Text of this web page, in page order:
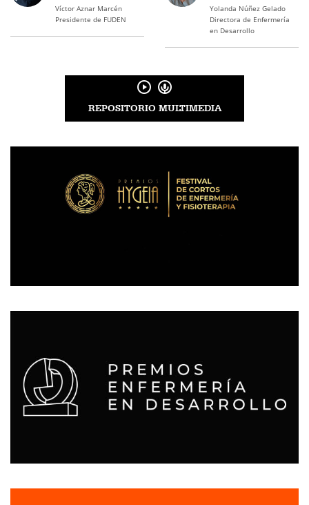
Víctor Aznar Marcén
Presidente de FUDEN
Yolanda Núñez Gelado
Directora de Enfermería
en Desarrollo
REPOSITORIO MULTIMEDIA